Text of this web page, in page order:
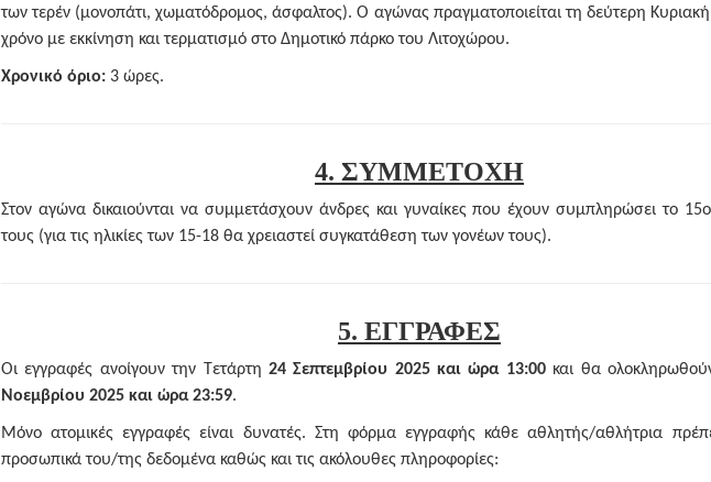
των τερέν (μονοπάτι, χωματόδρομος, άσφαλτος). Ο αγώνας πραγματοποιείται τη δεύτερη
χρόνο με εκκίνηση και τερματισμό στο Δημοτικό πάρκο του Λιτοχώρου.
Χρονικό όριο: 3 ώρες.
4. ΣΥΜΜΕΤΟΧΗ
Στον αγώνα δικαιούνται να συμμετάσχουν άνδρες και γυναίκες που έχουν συμπληρώσει το 15ο
τους (για τις ηλικίες των 15-18 θα χρειαστεί συγκατάθεση των γονέων τους).
5. ΕΓΓΡΑΦΕΣ
Οι εγγραφές ανοίγουν την Τετάρτη 24 Σεπτεμβρίου 2025 και ώρα 13:00και θα
Νοεμβρίου 2025 και ώρα 23:59.
Μόνο ατομικές εγγραφές είναι δυνατές. Στη φόρμα εγγραφής κάθε αθλητής/αθλήτρια
προσωπικά του/της δεδομένα καθώς και τις ακόλουθες πληροφορίες: